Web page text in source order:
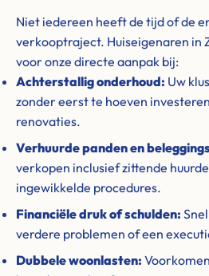
Niet iedereen heeft de tijd of de
verkooptraject. Huiseigenaren in
voor onze directe aanpak bij:
Achterstallig onderhoud: Uw
zonder eerst te hoeven
renovaties.
Verhuurde panden en
verkopen inclusief zittende
ingewikkelde procedures.
Financiële druk of schulden:
verdere problemen of een
Dubbele woonlasten: